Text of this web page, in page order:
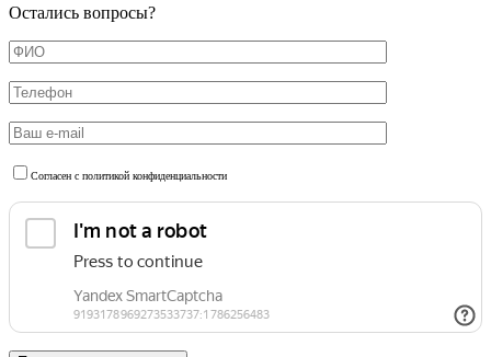
Остались вопросы?
Согласен с политикой конфиденциальности